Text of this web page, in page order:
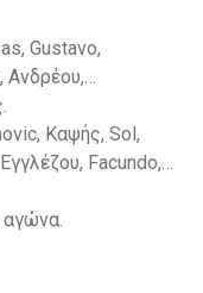
Gustavo,
Aνδρέου,
Καψής, Sol,
Facundo,
αγώνα.